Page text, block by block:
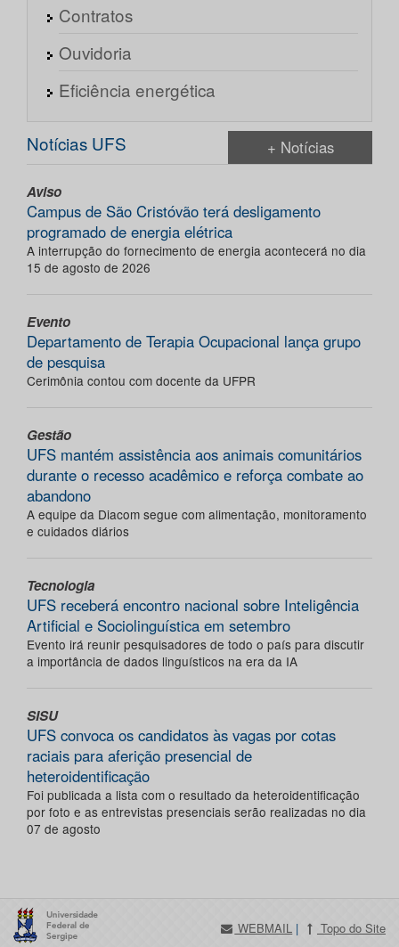
Contratos
Ouvidoria
Eficiência energética
Notícias UFS + Notícias
Aviso
Campus de São Cristóvão terá desligamento
programado de energia elétrica
A interrupção do fornecimento de energia acontecerá no dia
15 de agosto de 2026
Evento
Departamento de Terapia Ocupacional lança grupo
de pesquisa
Cerimônia contou com docente da UFPR
Gestão
UFS mantém assistência aos animais comunitários
durante o recesso acadêmico e reforça combate ao
abandono
A equipe da Diacom segue com alimentação, monitoramento
e cuidados diários
Tecnologia
UFS receberá encontro nacional sobre Inteligência
Artificial e Sociolinguística em setembro
Evento irá reunir pesquisadores de todo o país para discutir
a importância de dados linguísticos na era da IA
SISU
UFS convoca os candidatos às vagas por cotas
raciais para aferição presencial de
heteroidentificação
Foi publicada a lista com o resultado da heteroidentificação
por foto e as entrevistas presenciais serão realizadas no dia
07 de agosto
WEBMAIL | Topo do Site